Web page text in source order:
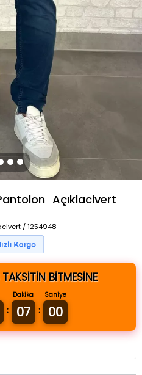
Açıklacivert
/ 1254948
BİTMESİNE
:
Dakika
07 :
Saniye
00